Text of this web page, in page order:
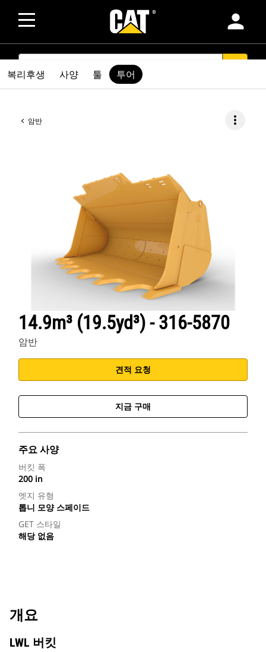
person
SEARCH
암반 more_vert
14.9m³ (19.5yd³) - 316-5870
암반
견적 요청
지금 구매
주요 사양
버킷 폭
200 in
엣지 유형
톱니 모양 스페이드
GET 스타일
해당 없음
복리후생 사양 툴 투어
개요
LWL 버킷